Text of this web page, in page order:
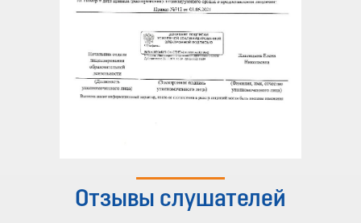
Отзывы слушателей